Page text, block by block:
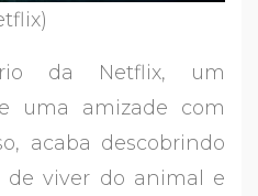
da Netflix, um
uma amizade com
acaba descobrindo
de viver do animal e